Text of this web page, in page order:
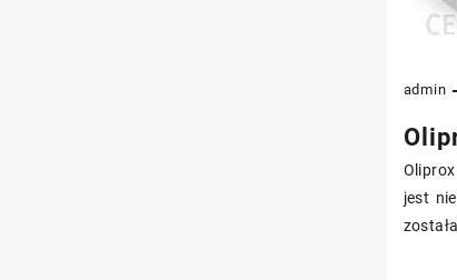
admin
jest